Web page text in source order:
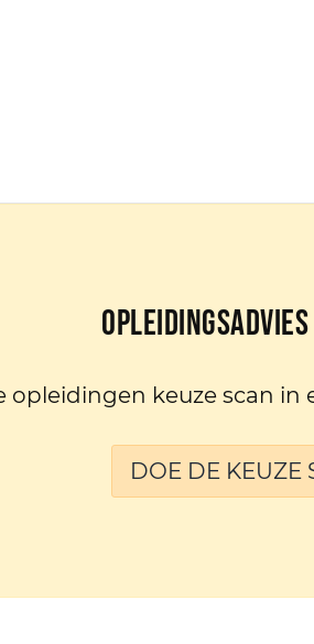
opleidingen keuze scan in
DOE DE KEUZE